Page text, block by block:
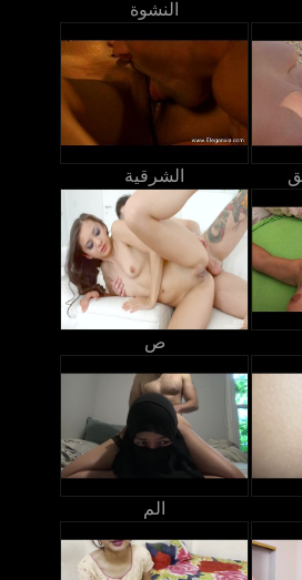
النشوة
الشرقية
ص
الم